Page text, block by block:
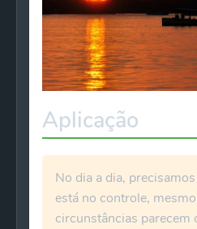
Aplicação
No dia a dia,
está no controle,
circunstâncias parecem